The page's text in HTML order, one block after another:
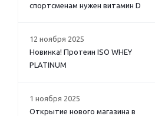
спортсменам нужен витамин D
12 ноября 2025
Новинка! Протеин ISO WHEY
PLATINUM
1 ноября 2025
Открытие нового магазина в